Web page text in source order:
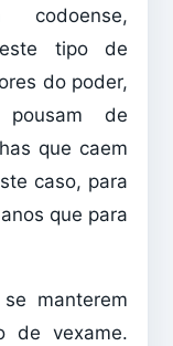
este tipo de
do poder,
pousam de
que caem
caso, para
que para
manterem
de vexame.